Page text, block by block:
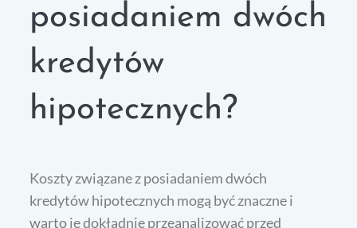
posiadaniem dwóch
kredytów
hipotecznych?
Koszty związane z posiadaniem dwóch
kredytów hipotecznych mogą być znaczne i
warto je dokładnie przeanalizować przed